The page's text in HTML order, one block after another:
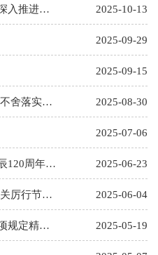
推进作风建设常态化长效化丨深入推进风腐同查同治 2025-10-13
2025-09-29
2025-09-15
习近平作出重要指示强调 锲而不舍落实中央八项规定精神 推进作风建设常态化长效化 2025-08-30
2025-07-06
中共中央举行纪念陈云同志诞辰120周年座谈会 习近平发表重要讲话 2025-06-23
中共中央 国务院印发《党政机关厉行节约反对浪费条例》 2025-06-04
习近平：锲而不舍落实中央八项规定精神，以优良党风引领社风民风 2025-05-19